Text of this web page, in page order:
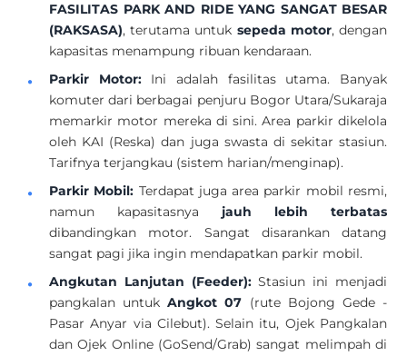
FASILITAS PARK AND RIDE YANG SANGAT BESAR
(RAKSASA), terutama untuk sepeda motor, dengan
kapasitas menampung ribuan kendaraan.
Parkir Motor:Ini adalah fasilitas utama. Banyak
komuter dari berbagai penjuru Bogor Utara/Sukaraja
memarkir motor mereka di sini. Area parkir dikelola
oleh KAI (Reska) dan juga swasta di sekitar stasiun.
Tarifnya terjangkau (sistem harian/menginap).
Parkir Mobil: Terdapat juga area parkir mobil resmi,
namun kapasitasnya jauh lebih terbatas
dibandingkan motor. Sangat disarankan datang
sangat pagi jika ingin mendapatkan parkir mobil.
Angkutan Lanjutan (Feeder):Stasiun ini menjadi
pangkalan untukAngkot 07 (rute Bojong Gede -
Pasar Anyar via Cilebut). Selain itu, Ojek Pangkalan
dan Ojek Online (GoSend/Grab) sangat melimpah di